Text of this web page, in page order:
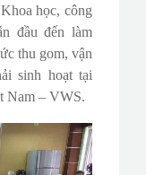
học, công
đầu đến làm
thu gom, vận
sinh hoạt tại
Nam – VWS.